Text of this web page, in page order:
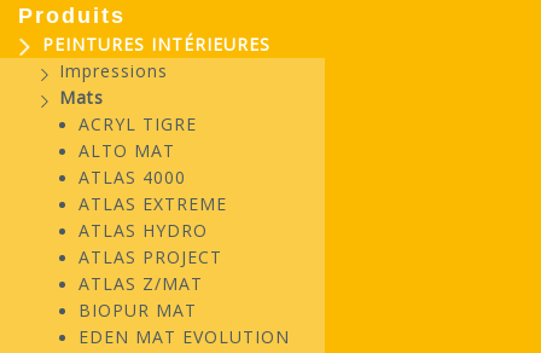
Produits
PEINTURES INTÉRIEURES
Impressions
Mats
ACRYL TIGRE
ALTO MAT
ATLAS 4000
ATLAS EXTREME
ATLAS HYDRO
ATLAS PROJECT
ATLAS Z/MAT
BIOPUR MAT
EDEN MAT EVOLUTION